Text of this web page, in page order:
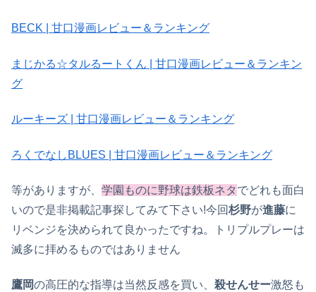
BECK | 甘口漫画レビュー＆ランキング
まじかる☆タルるートくん | 甘口漫画レビュー＆ランキン
グ
ルーキーズ | 甘口漫画レビュー＆ランキング
ろくでなしBLUES | 甘口漫画レビュー＆ランキング
等がありますが、 学園ものに野球は鉄板ネタ でどれも面白
いので是非掲載記事探してみて下さい!今回杉野が進藤に
リベンジを決められて良かったですね。トリプルプレーは
滅多に拝めるものではありません
鷹岡の高圧的な指導は当然反感を買い、 殺せんせー激怒も